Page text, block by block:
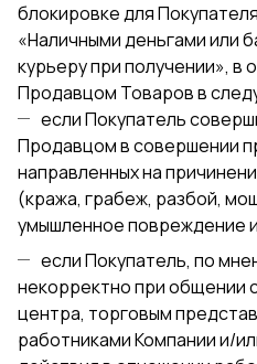
блокировке для
«Наличными деньгами или
курьеру при получении», в
Продавцом Товаров в
если Покупатель
Продавцом в совершении
направленных на
(кража, грабеж, разбой,
умышленное повреждение
если Покупатель, по
некорректно при общении
центра, торговым
работниками Компании и/